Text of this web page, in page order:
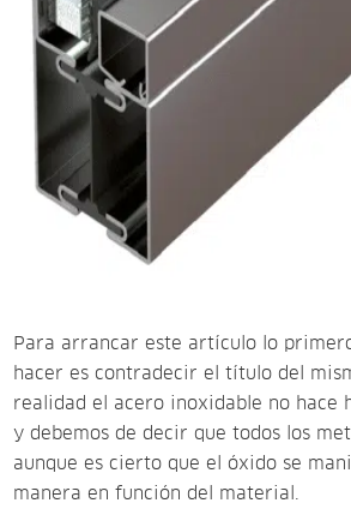
Para arrancar este artículo lo
hacer es contradecir el título del
realidad el acero inoxidable no hace
y debemos de decir que todos los
aunque es cierto que el óxido se
manera en función del material.